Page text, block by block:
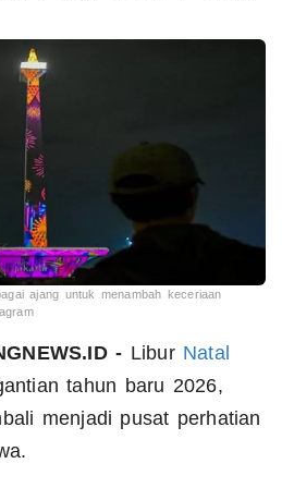
ajang untuk menambah keceriaan
- Libur Natal
tahun baru 2026,
menjadi pusat perhatian